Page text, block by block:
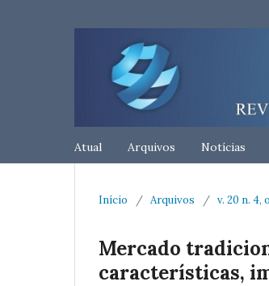
Atual Arquivos Notícias
Início / Arquivos / v. 20 n. 4,
Mercado
características,